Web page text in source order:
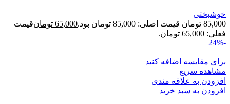
خوشبختی
85,000 تومان قیمت اصلی: 85,000 تومان بود. 65,000 تومانقیمت
فعلی: 65,000 تومان.
-24%
برای مقایسه اضافه کنید
مشاهده سریع
افزودن به علاقه مندی
افزودن به سبد خرید